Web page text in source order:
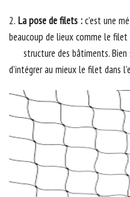
2. La pose de filets :c’est une
beaucoup de lieux comme le
structure des bâtiments. Bien
d’intégrer au mieux le filet dans